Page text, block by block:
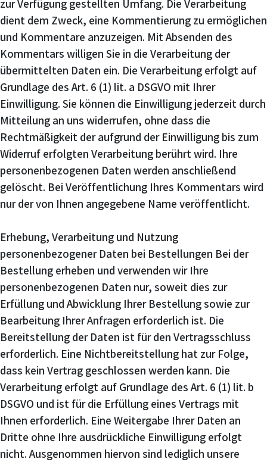
zur Verfügung gestellten Umfang. Die Verarbeitung
dient dem Zweck, eine Kommentierung zu ermöglichen
und Kommentare anzuzeigen. Mit Absenden des
Kommentars willigen Sie in die Verarbeitung der
übermittelten Daten ein. Die Verarbeitung erfolgt auf
Grundlage des Art. 6 (1) lit. a DSGVO mit Ihrer
Einwilligung. Sie können die Einwilligung jederzeit durch
Mitteilung an uns widerrufen, ohne dass die
Rechtmäßigkeit der aufgrund der Einwilligung bis zum
Widerruf erfolgten Verarbeitung berührt wird. Ihre
personenbezogenen Daten werden anschließend
gelöscht. Bei Veröffentlichung Ihres Kommentars wird
nur der von Ihnen angegebene Name veröffentlicht.
Erhebung, Verarbeitung und Nutzung
personenbezogener Daten bei Bestellungen Bei der
Bestellung erheben und verwenden wir Ihre
personenbezogenen Daten nur, soweit dies zur
Erfüllung und Abwicklung Ihrer Bestellung sowie zur
Bearbeitung Ihrer Anfragen erforderlich ist. Die
Bereitstellung der Daten ist für den Vertragsschluss
erforderlich. Eine Nichtbereitstellung hat zur Folge,
dass kein Vertrag geschlossen werden kann. Die
Verarbeitung erfolgt auf Grundlage des Art. 6 (1) lit. b
DSGVO und ist für die Erfüllung eines Vertrags mit
Ihnen erforderlich. Eine Weitergabe Ihrer Daten an
Dritte ohne Ihre ausdrückliche Einwilligung erfolgt
nicht. Ausgenommen hiervon sind lediglich unsere